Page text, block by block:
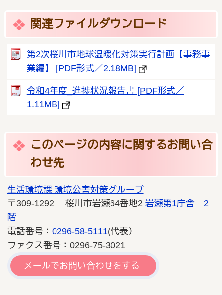
関連ファイルダウンロード
第2次桜川市地球温暖化対策実行計画【事務事
業編】 [PDF形式／2.18MB]
令和4年度_進捗状況報告書 [PDF形式／
1.11MB]
このページの内容に関するお問い合
わせ先
生活環境課 環境公害対策グループ
〒309-1292 桜川市岩瀬64番地2 岩瀬第1庁舎 2
階
電話番号： 0296-58-5111(代表）
ファクス番号：0296-75-3021
メールでお問い合わせをする